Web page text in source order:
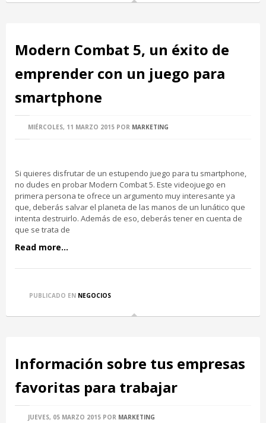
Modern Combat 5, un éxito de
emprender con un juego para
smartphone
MIÉRCOLES, 11 MARZO 2015 POR MARKETING
Si quieres disfrutar de un estupendo juego para tu smartphone,
no dudes en probar Modern Combat 5. Este videojuego en
primera persona te ofrece un argumento muy interesante ya
que, deberás salvar el planeta de las manos de un lunático que
intenta destruirlo. Además de eso, deberás tener en cuenta de
que se trata de
Read more...
PUBLICADO EN NEGOCIOS
Información sobre tus empresas
favoritas para trabajar
JUEVES, 05 MARZO 2015 POR MARKETING